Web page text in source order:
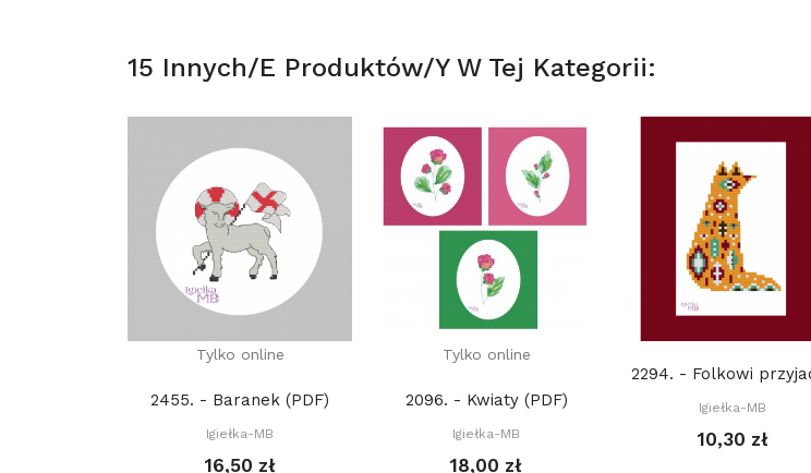
15 Innych/e Produktów/y W Tej Kategorii:
Tylko online
2455. - Baranek (PDF)
Igiełka-MB
16,50 zł
Tylko online
2096. - Kwiaty (PDF)
Igiełka-MB
18,00 zł
Igiełka-MB
10,30 zł